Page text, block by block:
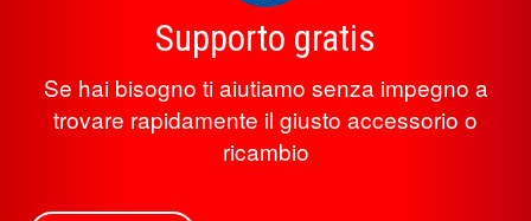
Supporto gratis
Se hai bisogno ti aiutiamo senza impegno a
trovare rapidamente il giusto accessorio o
ricambio